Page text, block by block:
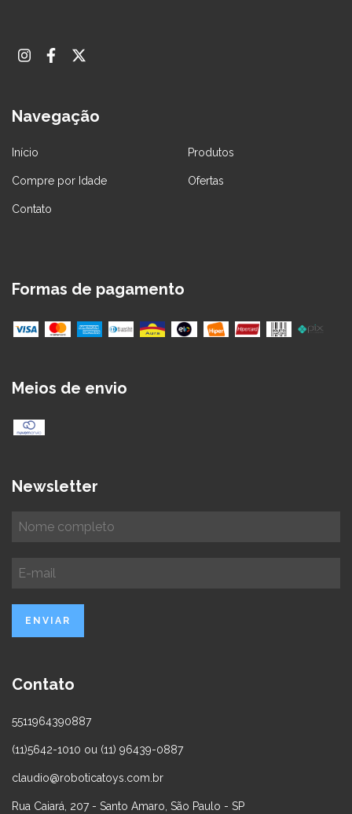
Navegação
Início Produtos
Compre por Idade Ofertas
Contato
Formas de pagamento
Meios de envio
Newsletter
Contato
5511964390887
(11)5642-1010 ou (11) 96439-0887
claudio@roboticatoys.com.br
Rua Caiará, 207 - Santo Amaro, São Paulo - SP